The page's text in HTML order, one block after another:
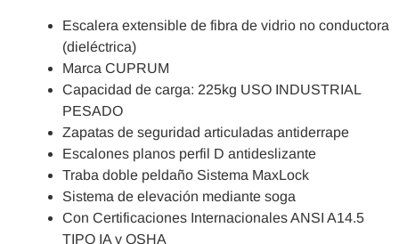
Escalera extensible de fibra de vidrio no conductora
(dieléctrica)
Marca CUPRUM
Capacidad de carga: 225kg USO INDUSTRIAL
PESADO
Zapatas de seguridad articuladas antiderrape
Escalones planos perfil D antideslizante
Traba doble peldaño Sistema MaxLock
Sistema de elevación mediante soga
Con Certificaciones Internacionales ANSI A14.5
TIPO IA y OSHA